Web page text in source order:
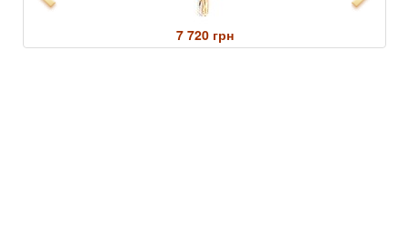
7 720 грн